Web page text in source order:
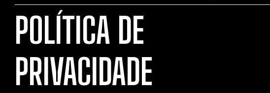
POLÍTICA DE
PRIVACIDADE